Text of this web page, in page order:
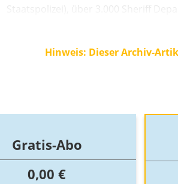
Staatspolizei), über 3.000 Sheriff
Hinweis: Dieser Archiv-
Gratis-Abo
0,00 €